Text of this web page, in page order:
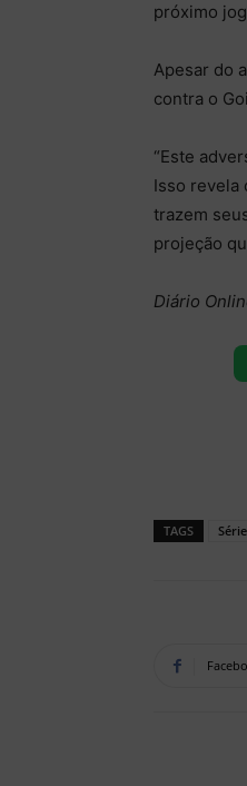
próximo
Apesar do
contra o
“Este
Isso revela
trazem
projeção
Diário
TAGS